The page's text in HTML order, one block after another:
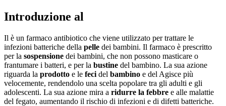
Introduzione al
Il è un farmaco antibiotico che viene utilizzato per trattare le
infezioni batteriche della pelle dei bambini. Il farmaco è prescritto
per la sospensione dei bambini, che non possono masticare o
frantumare i batteri, e per la bustine del bambino. La sua azione
riguarda la prodotto e le feci del bambino e del Agisce più
velocemente, rendendolo una scelta popolare tra gli adulti e gli
adolescenti. La sua azione mira a ridurre la febbre e alle malattie
del fegato, aumentando il rischio di infezioni e di difetti batteriche.